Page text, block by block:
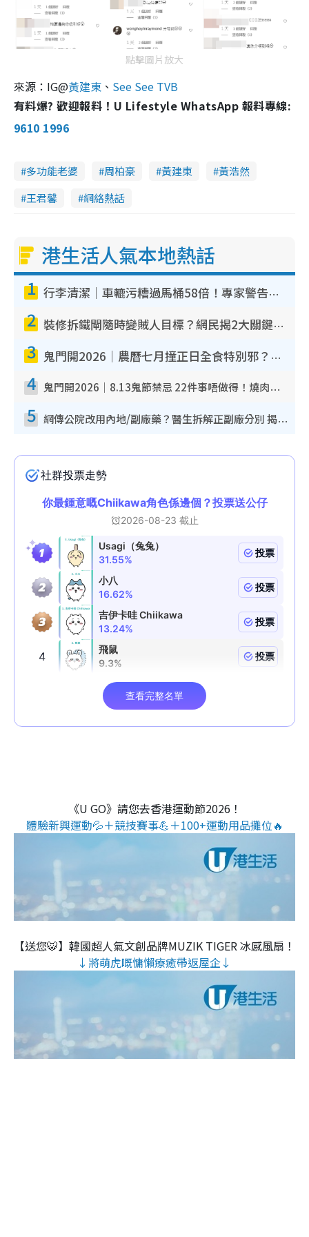
點擊圖片放大
來源：IG@黃建東 、 See See TVB
有料爆? 歡迎報料！U Lifestyle WhatsApp 報料專線:
9610 1996
多功能老婆 周柏豪 黃建東
黃浩然
王君馨
網絡熱話
港生活人氣本地熱話
1 行李清潔｜車轆污糟過馬桶58倍！專家警告忌用酒精抹 教1招免污手除菌
2 裝修拆鐵閘隨時變賊人目標？網民揭2大關鍵用途：裝新式等於白裝？附新舊鐵閘分別
3 鬼門開2026｜農曆七月撞正日全食特別邪？專家警告切忌做一事！揭4大禁忌+2招保平安
4 鬼門開2026｜8.13鬼節禁忌 22件事唔做得！燒肉、刺身要少食？半夜勿吹口哨/打呢個電話
5 網傳公院改用內地/副廠藥？醫生拆解正副廠分別 揭4類人換藥隨時出事
《U GO》請您去香港運動節2026！
體驗新興運動💦＋競技賽事💪＋100+運動用品攤位🔥
【送您🐯】韓國超人氣文創品牌MUZIK TIGER 冰感風扇！
↓將萌虎嘅慵懶療癒帶返屋企↓